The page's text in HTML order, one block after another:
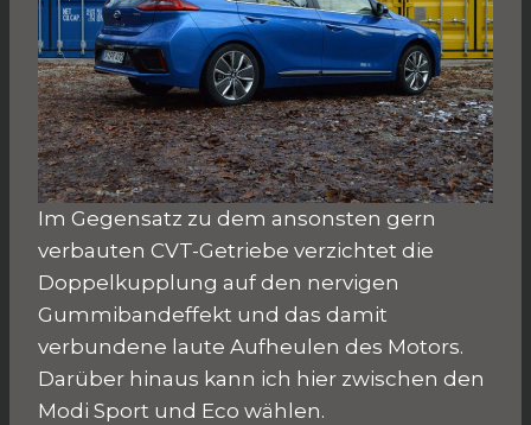
Im Gegensatz zu dem ansonsten gern
verbauten CVT-Getriebe verzichtet die
Doppelkupplung auf den nervigen
Gummibandeffekt und das damit
verbundene laute Aufheulen des Motors.
Darüber hinaus kann ich hier zwischen den
Modi Sport und Eco wählen.